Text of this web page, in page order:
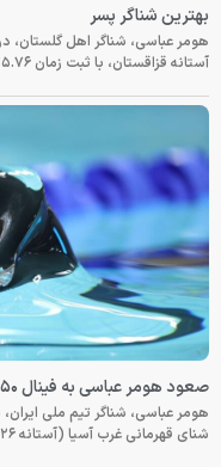
بهترین شناگر پسر
هومر عباسی، شناگر اهل گلستان،
آستانه قزاقستان، با ثبت زمان ۲۵.۷۶ ثانیه در ماده ۵۰ متر کرال پشت به مدال طلا
صعود هومر عباسی به فینال ۵۰ متر کرال پشت مسابقات غرب آسیا
شنای قهرمانی غرب آسیا (آستانه ۲۰۲۶) با ثبت زمان ۲۵.۶۷ ثانیه در جایگاه نخست قرار